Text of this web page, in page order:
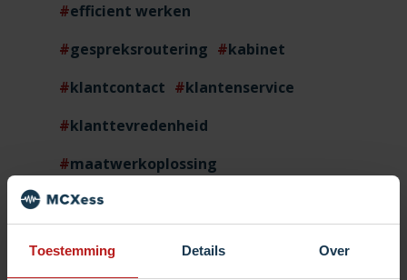
Toestemming Details Over
efficient werken
gespreksroutering
kabinet
klantcontact
klantenservice
klanttevredenheid
maatwerkoplossing
productiviteitsagenda
vakantieperiode